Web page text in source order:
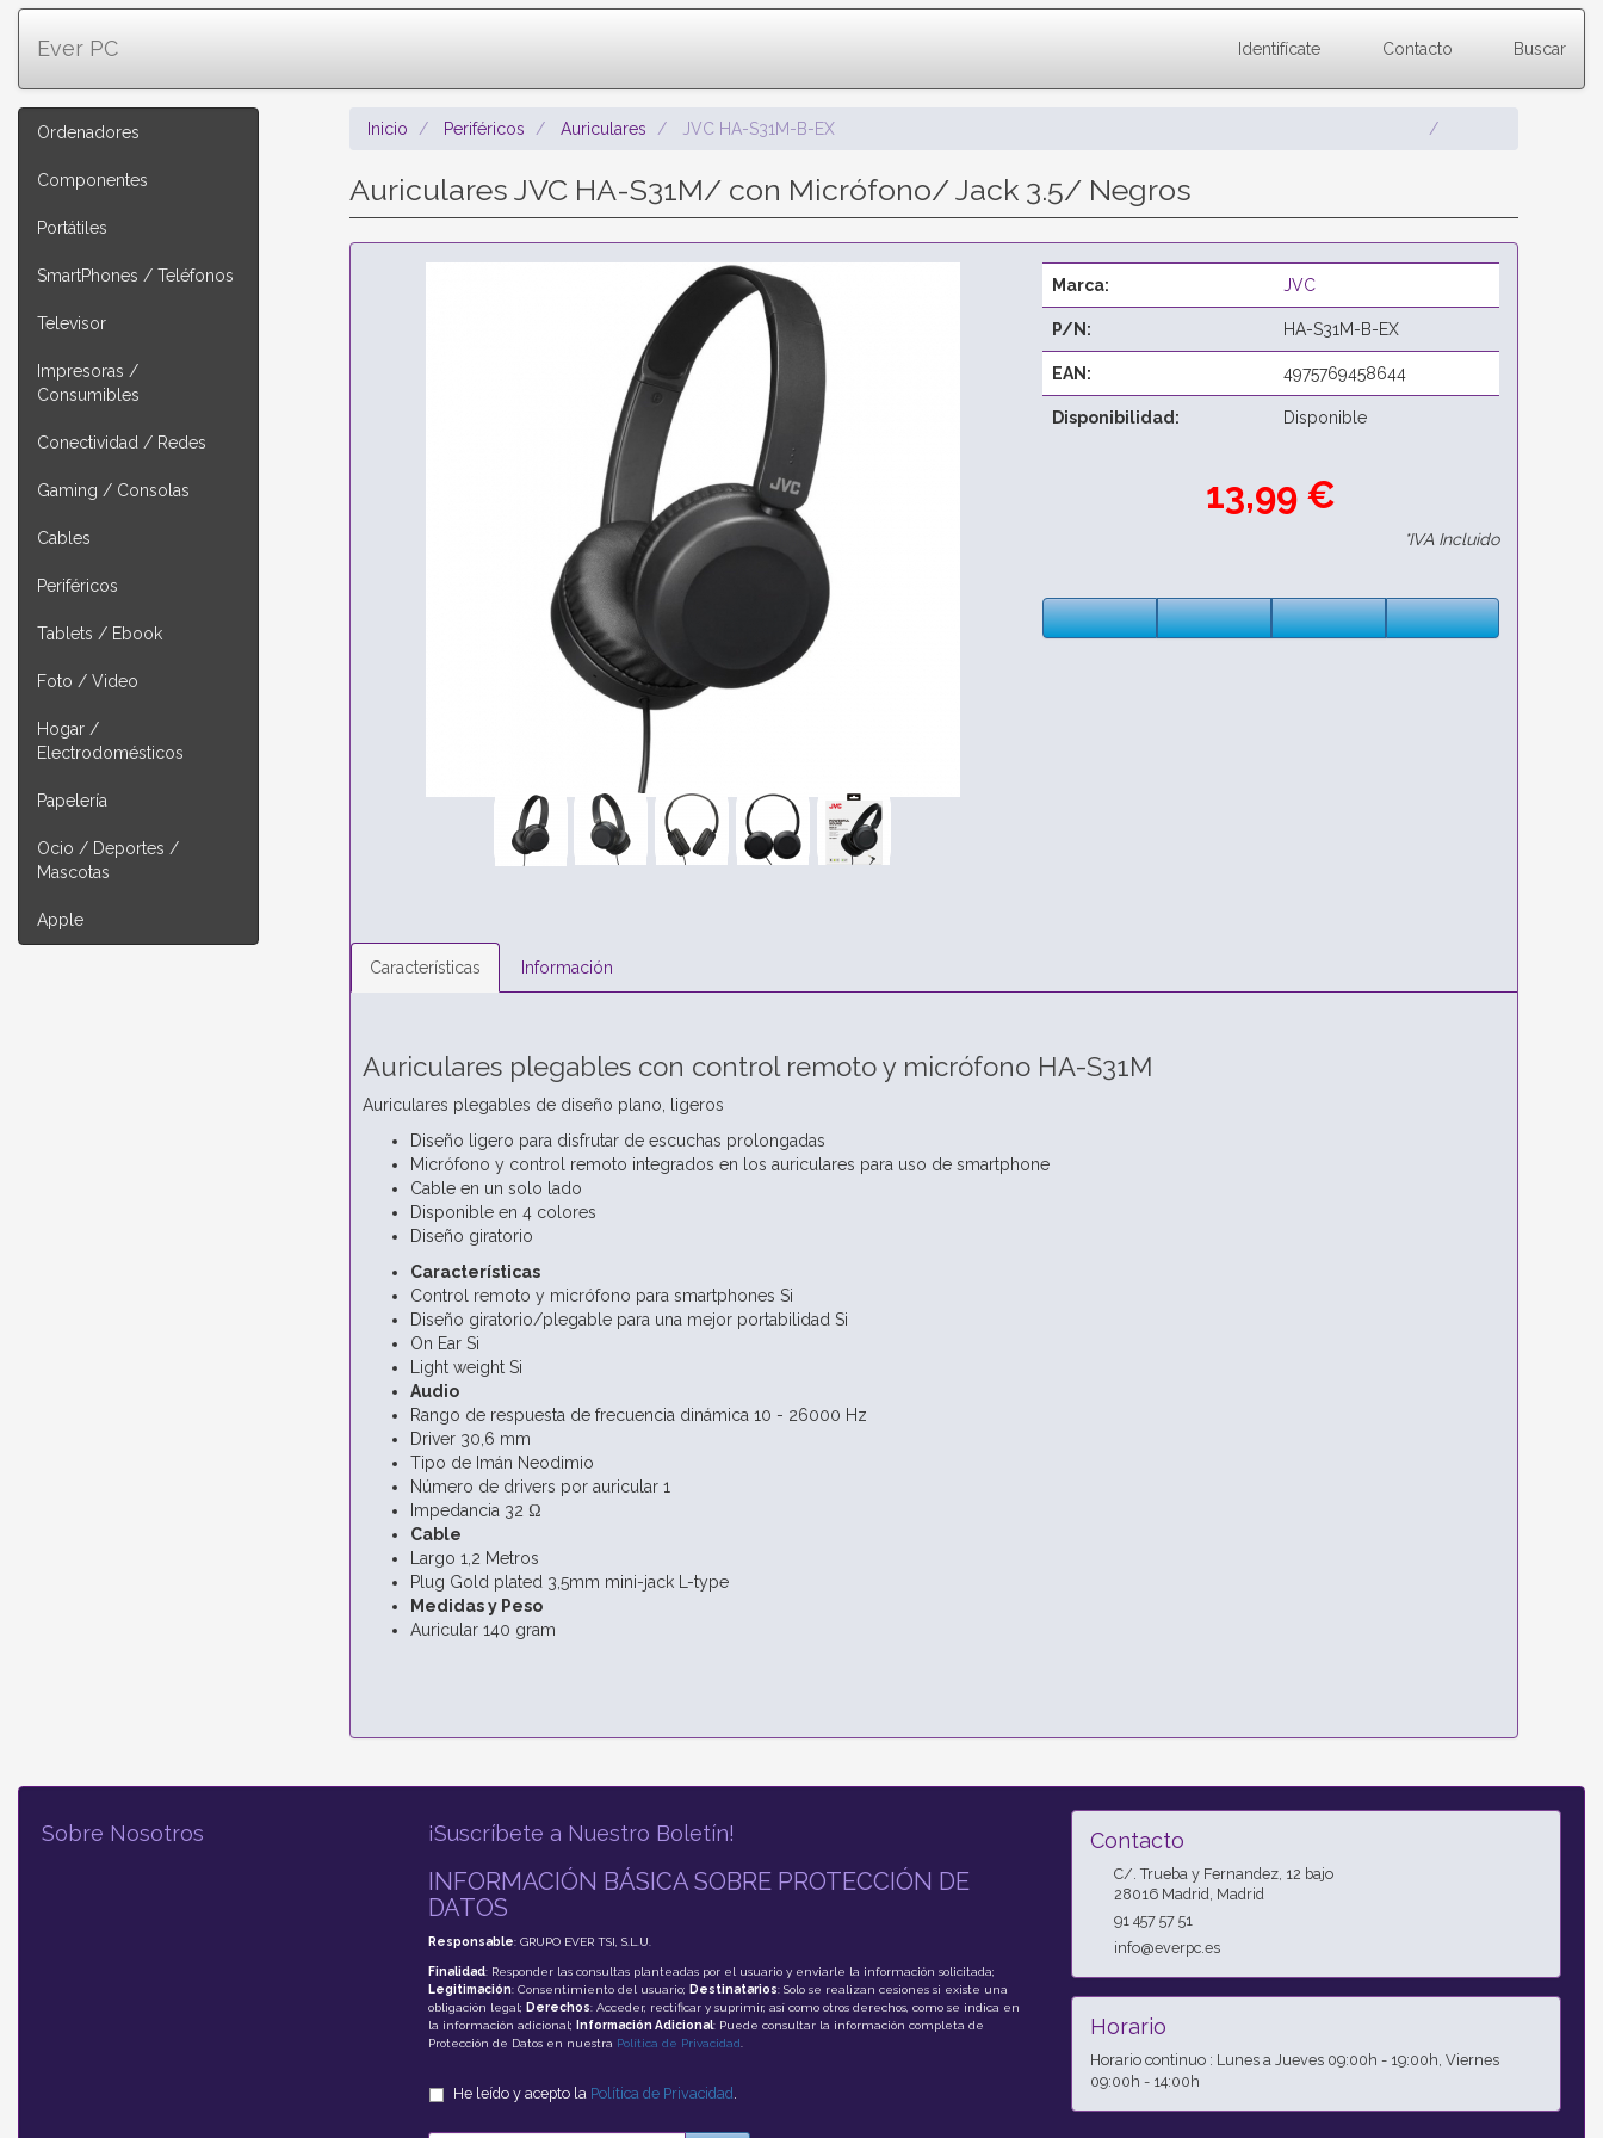
Ever PC Identifícate Contacto Buscar
Ordenadores
Componentes
Portátiles
SmartPhones / Teléfonos
Televisor
Impresoras /
Consumibles
Conectividad / Redes
Gaming / Consolas
Cables
Periféricos
Tablets / Ebook
Foto / Video
Hogar /
Electrodomésticos
Papelería
Ocio / Deportes /
Mascotas
Apple
Inicio Periféricos Auriculares JVC HA-S31M-B-EX
Auriculares JVC HA-S31M/ con Micrófono/ Jack 3.5/ Negros
Marca: JVC
P/N: HA-S31M-B-EX
EAN: 4975769458644
Disponibilidad: Disponible
13,99 €
*IVA Incluido
Características Información
Auriculares plegables con control remoto y micrófono HA-S31M
Auriculares plegables de diseño plano, ligeros
Diseño ligero para disfrutar de escuchas prolongadas
Micrófono y control remoto integrados en los auriculares para uso de smartphone
Cable en un solo lado
Disponible en 4 colores
Diseño giratorio
Características
Control remoto y micrófono para smartphones Si
Diseño giratorio/plegable para una mejor portabilidad Si
On Ear Si
Light weight Si
Audio
Rango de respuesta de frecuencia dinámica 10 - 26000 Hz
Driver 30,6 mm
Tipo de Imán Neodimio
Número de drivers por auricular 1
Impedancia 32 Ω
Cable
Largo 1,2 Metros
Plug Gold plated 3,5mm mini-jack L-type
Medidas y Peso
Auricular 140 gram
Sobre Nosotros ¡Suscríbete a Nuestro Boletín!
INFORMACIÓN BÁSICA SOBRE PROTECCIÓN DE
DATOS
Responsable: GRUPO EVER TSI, S.L.U.
Finalidad: Responder las consultas planteadas por el usuario y enviarle la información solicitada;
Legitimación: Consentimiento del usuario; Destinatarios: Solo se realizan cesiones si existe una
obligación legal; Derechos: Acceder, rectificar y suprimir, así como otros derechos, como se indica en
la información adicional;
Información Adicional: Puede consultar la información completa de
Protección de Datos en nuestra Política de Privacidad.
He leído y acepto la Política de Privacidad .
Contacto
C/. Trueba y Fernandez, 12 bajo
28016 Madrid, Madrid
91 457 57 51
info@everpc.es
Horario
Horario continuo : Lunes a Jueves 09:00h - 19:00h, Viernes
09:00h - 14:00h